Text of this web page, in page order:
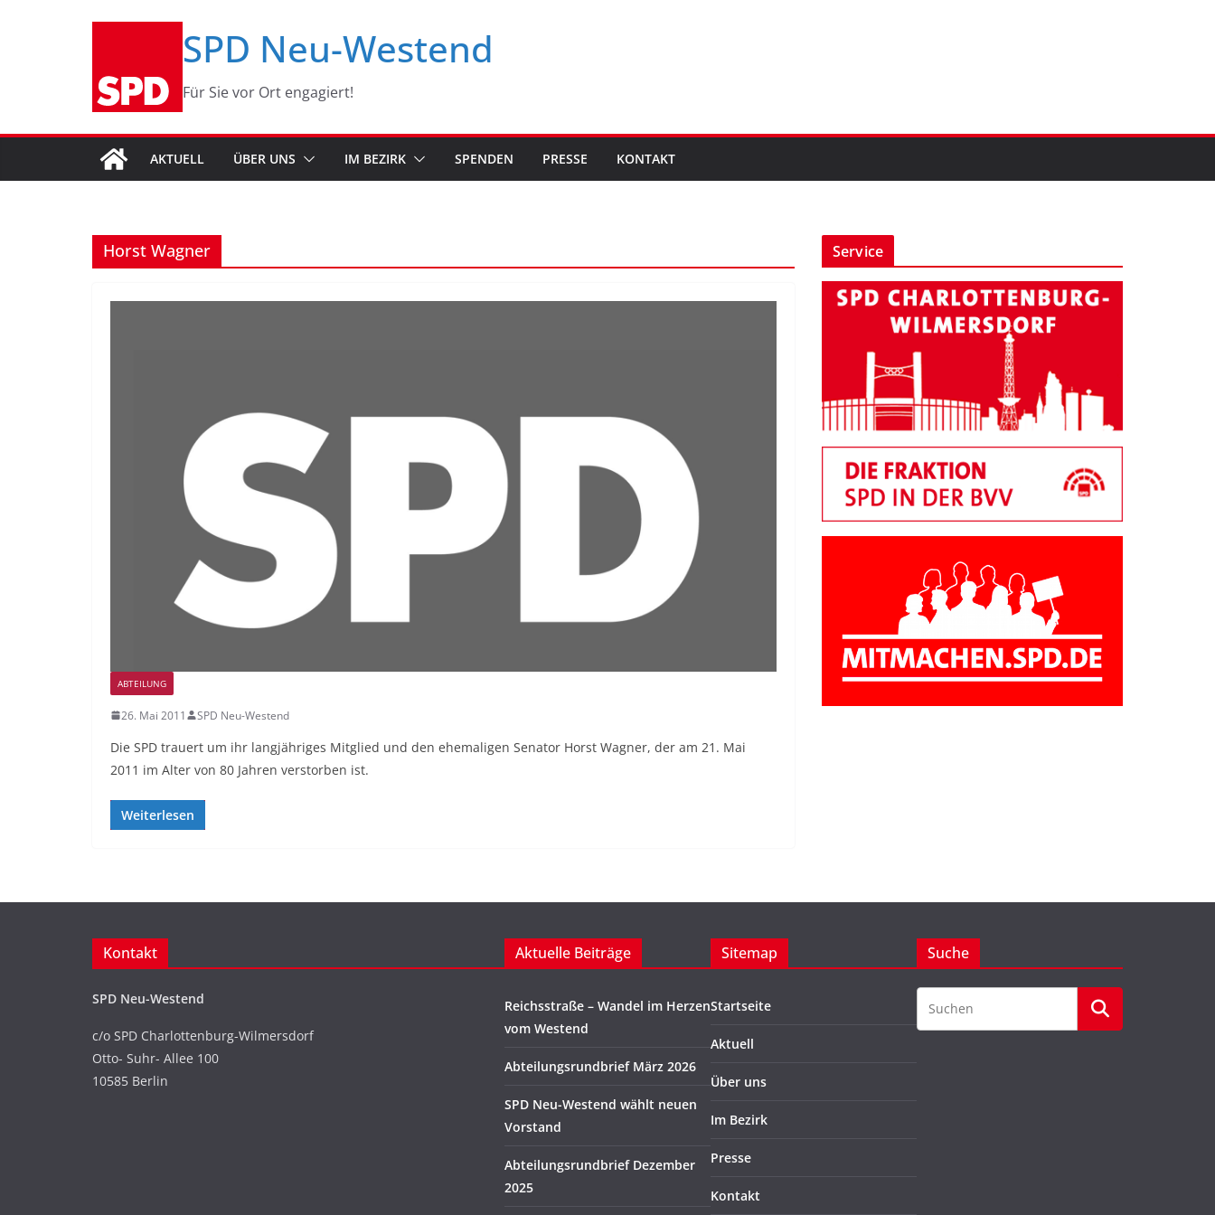
SPD Neu-Westend
Für Sie vor Ort engagiert!
AKTUELL ÜBER UNS IM BEZIRK SPENDEN PRESSE KONTAKT
Horst Wagner
ABTEILUNG
26. Mai 2011 SPD Neu-Westend
Die SPD trauert um ihr langjähriges Mitglied und den ehemaligen Senator Horst Wagner, der am 21. Mai
2011 im Alter von 80 Jahren verstorben ist.
Weiterlesen
Service
Kontakt
SPD Neu-Westend
c/o SPD Charlottenburg-Wilmersdorf
Otto- Suhr- Allee 100
10585 Berlin
Aktuelle Beiträge
Reichsstraße – Wandel im Herzen
vom Westend
Abteilungsrundbrief März 2026
SPD Neu-Westend wählt neuen
Vorstand
Abteilungsrundbrief Dezember
2025
Sitemap
Startseite
Aktuell
Über uns
Im Bezirk
Presse
Kontakt
Suche